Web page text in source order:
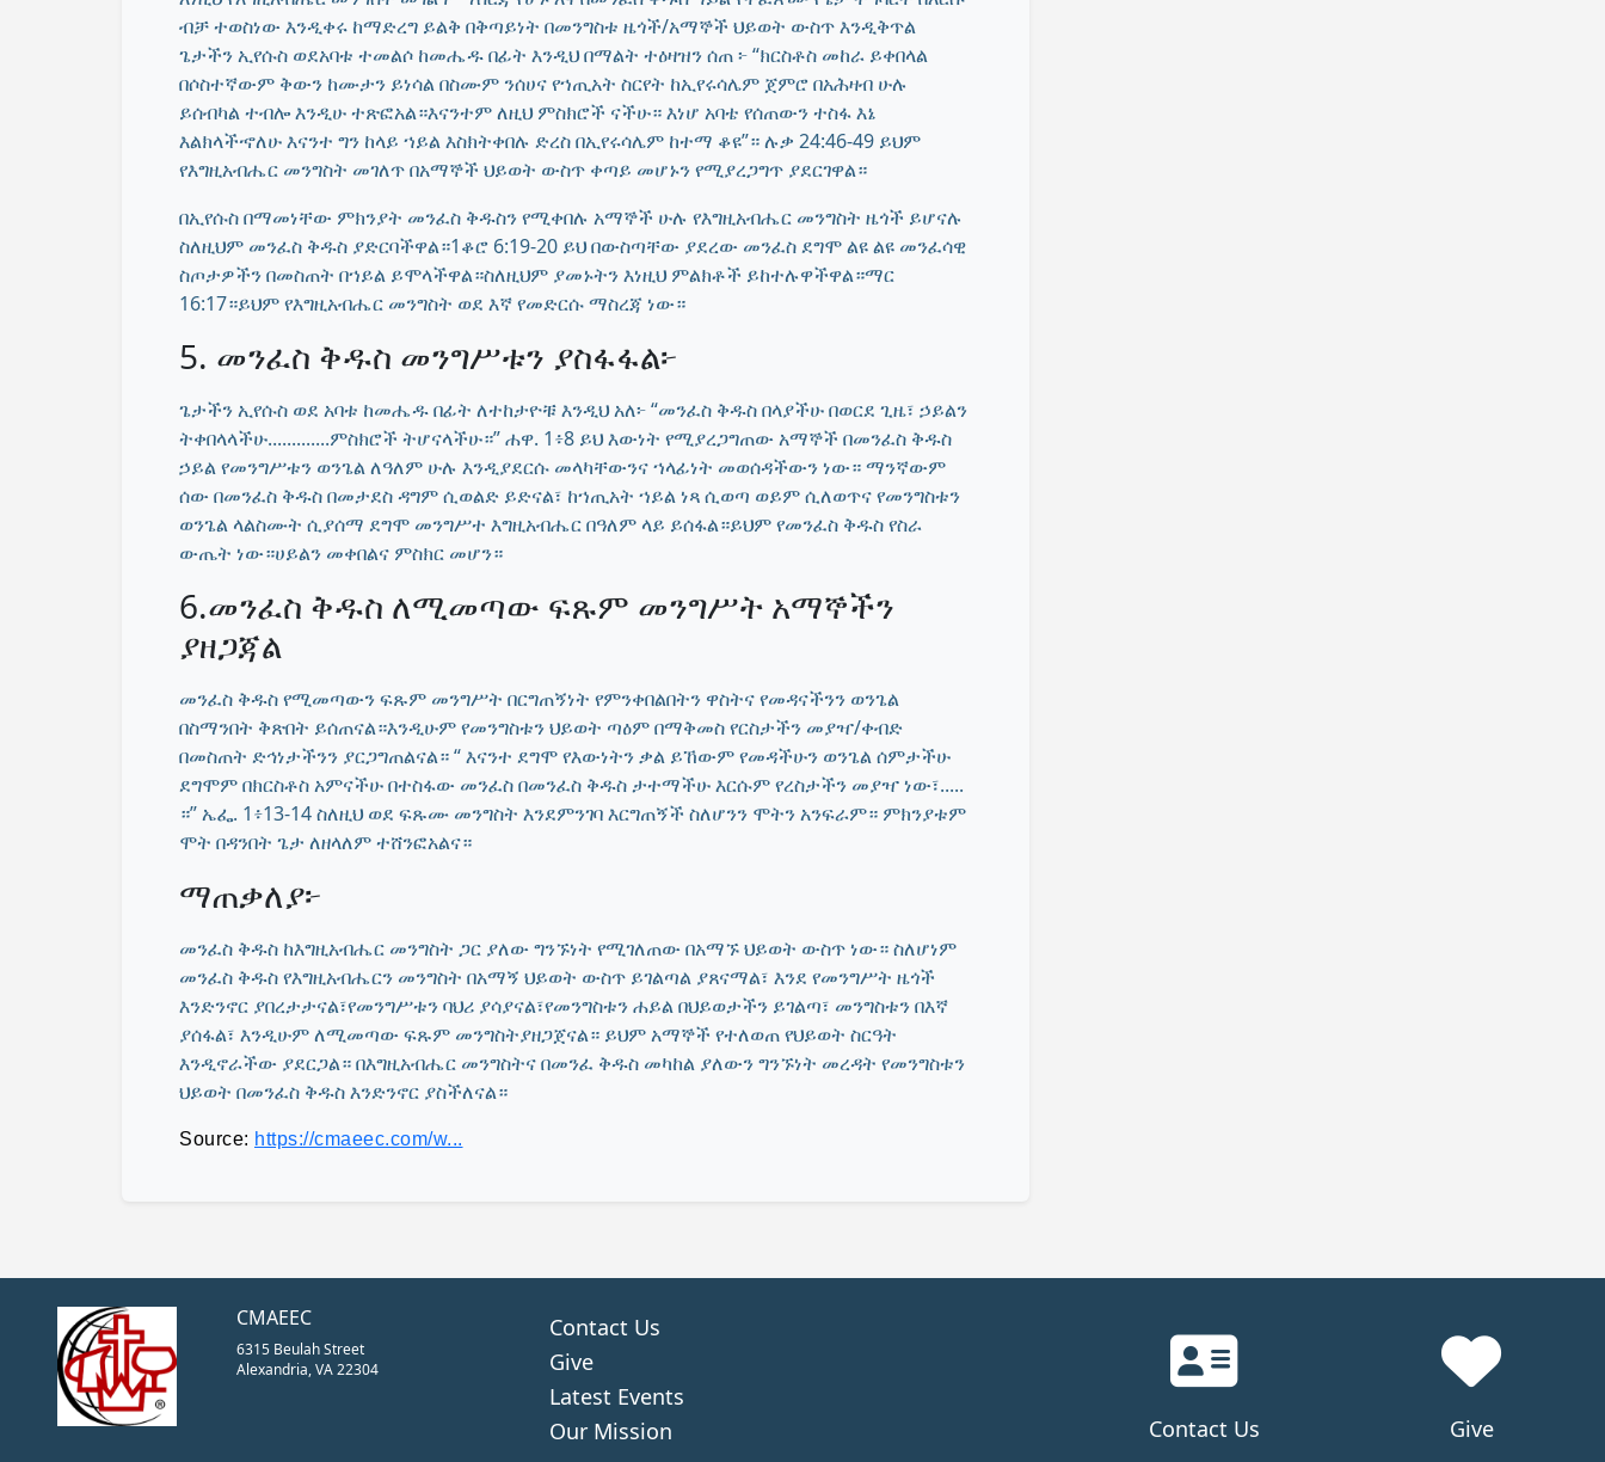
ብቻ ተወስነው እንዲቀሩ ከማድረግ ይልቅ በቅጣይነት በመንግስቱ ዜጎች/አማኞች ህይወት ውስጥ እንዲቅጥል
ጌታችን ኢየሱስ ወደአባቱ ተመልሶ ከመሔዱ በፊት እንዲህ በማልት ተዕዛዝን ሰጠ ፦ “ክርስቶስ መከራ ይቀበላል
በሶስተኛውም ቅውን ከሙታን ይነሳል በስሙም ንሰሀና የኀጢአት ስርየት ከኢየሩሳሌም ጀምሮ በአሕዛብ ሁሉ
ይሰብካል ተብሎ እንዲሁ ተጽፎአል።እናንተም ለዚህ ምስክሮች ናችሁ። እነሆ አባቴ የሰጠውን ተስፋ እኔ
እልክላችኆለሁ እናንተ ግን ከላይ ኀይል እስክትቀበሉ ድረስ በኢየሩሳሌም ከተማ ቆዩ”። ሉቃ 24:46-49 ይህም
የእግዚአብሔር መንግስት መገለጥ በአማኞች ህይወት ውስጥ ቀጣይ መሆኑን የሚያረጋግጥ ያደርገዋል።
በኢየሱስ በማመነቸው ምክንያት መንፈስ ቅዱስን የሚቀበሉ አማኞች ሁሉ የእግዚአብሔር መንግስት ዜጎች ይሆናሉ
ስለዚህም መንፈስ ቅዱስ ያድርባችዋል።1ቆሮ 6:19-20 ይህ በውስጣቸው ያደረው መንፈስ ደግሞ ልዩ ልዩ መንፈሳዊ
ስጦታዎችን በመስጠት በኀይል ይሞላችዋል።ስለዚህም ያመኑትን እነዚህ ምልክቶች ይከተሉዋችዋል።ማር
16:17።ይህም የእግዚአብሔር መንግስት ወደ እኛ የመድርሱ ማስረጃ ነው።
5. መንፈስ ቅዱስ መንግሥቱን ያስፋፋል፦
ጌታችን ኢየሱስ ወደ አባቱ ከመሔዱ በፊት ለተከታዮቹ እንዲህ አለ፦ “መንፈስ ቅዱስ በላያችሁ በወርደ ጊዜ፣ ኃይልን
ትቀበላላችሁ.............ምስክሮች ትሆናላችሁ።” ሐዋ. 1፥8 ይህ እውነት የሚያረጋግጠው አማኞች በመንፈስ ቅዱስ
ኃይል የመንግሥቱን ወንጌል ለዓለም ሁሉ እንዲያደርሱ መላካቸውንና ኀላፊነት መወሰዳችውን ነው። ማንኛውም
ሰው በመንፈስ ቅዱስ በመታደስ ዳግም ሲወልድ ይድናል፣ ከኀጢአት ኀይል ነጻ ሲወጣ ወይም ሲለወጥና የመንግስቱን
ወንጌል ላልስሙት ሲያሰማ ደግሞ መንግሥተ እግዚአብሔር በዓለም ላይ ይሰፋል።ይህም የመንፈስ ቅዱስ የስራ
ውጤት ነው።ሀይልን መቀበልና ምስክር መሆን።
6.መንፈስ ቅዱስ ለሚመጣው ፍጹም መንግሥት አማኞችን
ያዘጋጃል
መንፈስ ቅዱስ የሚመጣውን ፍጹም መንግሥት በርግጠኝነት የምንቀበልበትን ዋስትና የመዳናችንን ወንጌል
በስማንበት ቅጽበት ይሰጠናል።እንዲሁም የመንግስቱን ህይወት ጣዕም በማቅመስ የርስታችን መያዣ/ቀብድ
በመስጠት ድኅነታችንን ያርጋግጠልናል። “ እናንተ ደግሞ የእውነትን ቃል ይኸውም የመዳችሁን ወንጌል ሰምታችሁ
ደግሞም በክርስቶስ አምናችሁ በተስፋው መንፈስ በመንፈስ ቅዱስ ታተማችሁ እርሱም የረስታችን መያዣ ነው፣.....
።” ኤፌ. 1፥13-14 ስለዚህ ወደ ፍጹሙ መንግስት እንደምንገባ እርግጠኝች ስለሆንን ሞትን አንፍራም። ምክንያቱም
ሞት በዳንበት ጌታ ለዘላለም ተሸንፎአልና።
ማጠቃለያ፦
መንፈስ ቅዱስ ከእግዚአብሔር መንግስት ጋር ያለው ግንኙነት የሚገለጠው በአማኙ ህይወት ውስጥ ነው። ስለሆነም
መንፈስ ቅዱስ የእግዚአብሔርን መንግስት በአማኝ ህይወት ውስጥ ይገልጣል ያጸናማል፣ እንደ የመንግሥት ዜጎች
እንድንኖር ያበረታታናል፣የመንግሥቱን ባህሪ ያሳያናል፣የመንግስቱን ሐይል በህይወታችን ይገልጣ፣ መንግስቱን በእኛ
ያሰፋል፣ እንዲሁም ለሚመጣው ፍጹም መንግስትያዘጋጀናል። ይህም አማኞች የተለወጠ የህይወት ስርዓት
እንዲኖራችው ያደርጋል። በእግዚአብሔር መንግስትና በመንፈ ቅዱስ መካከል ያለውን ግንኙነት መረዳት የመንግስቱን
ህይወት በመንፈስ ቅዱስ እንድንኖር ያስችለናል።
Source: https://cmaeec.com/w...
CMAEEC
6315 Beulah Street
Alexandria, VA 22304
Contact Us
Give
Latest Events
Our Mission
Contact Us Give